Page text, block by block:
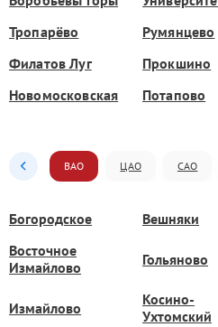
Тропарёво
Румянцево
Филатов Луг
Прокшино
Новомосковская
Потапово
ВАО ЦАО САО
Богородское Вешняки
Восточное
Измайлово
Гольяново
Измайлово
Косино-
Ухтомский